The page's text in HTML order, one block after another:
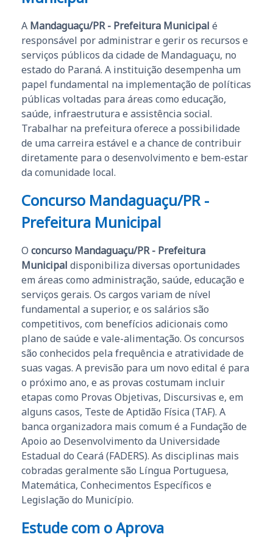
A Mandaguaçu/PR - Prefeitura Municipal é
responsável por administrar e gerir os recursos e
serviços públicos da cidade de Mandaguaçu, no
estado do Paraná. A instituição desempenha um
papel fundamental na implementação de políticas
públicas voltadas para áreas como educação,
saúde, infraestrutura e assistência social.
Trabalhar na prefeitura oferece a possibilidade
de uma carreira estável e a chance de contribuir
diretamente para o desenvolvimento e bem-estar
da comunidade local.
Concurso Mandaguaçu/PR -
Prefeitura Municipal
O concurso Mandaguaçu/PR - Prefeitura
Municipal disponibiliza diversas oportunidades
em áreas como administração, saúde, educação e
serviços gerais. Os cargos variam de nível
fundamental a superior, e os salários são
competitivos, com benefícios adicionais como
plano de saúde e vale-alimentação. Os concursos
são conhecidos pela frequência e atratividade de
suas vagas. A previsão para um novo edital é para
o próximo ano, e as provas costumam incluir
etapas como Provas Objetivas, Discursivas e, em
alguns casos, Teste de Aptidão Física (TAF). A
banca organizadora mais comum é a Fundação de
Apoio ao Desenvolvimento da Universidade
Estadual do Ceará (FADERS). As disciplinas mais
cobradas geralmente são Língua Portuguesa,
Matemática, Conhecimentos Específicos e
Legislação do Município.
Estude com o Aprova